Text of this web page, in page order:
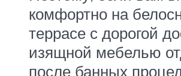
комфортно на
террасе с дорогой
изящной мебелью
после банных